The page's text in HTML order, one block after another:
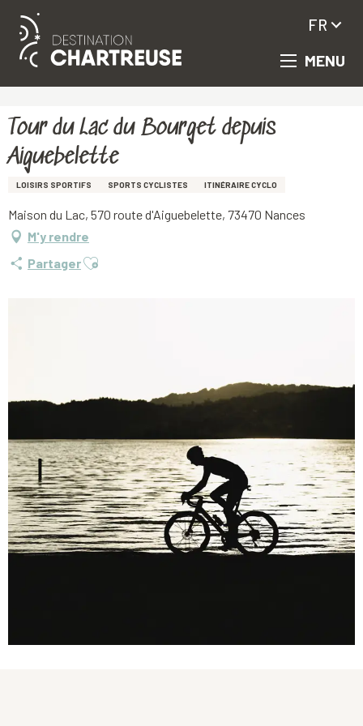
Aller
principal
MENU
FR
Tour du Lac du Bourget depuis
Aiguebelette
LOISIRS SPORTIFS SPORTS CYCLISTES ITINÉRAIRE CYCLO
Maison du Lac, 570 route d'Aiguebelette, 73470 Nances
M'y rendre
PartagerAjouter aux favoris